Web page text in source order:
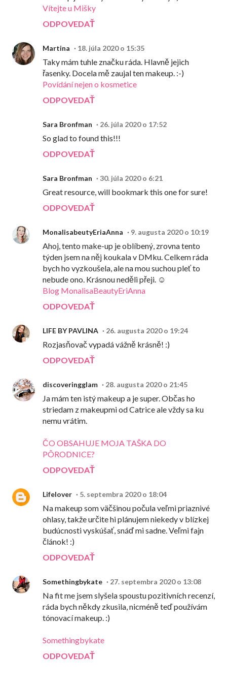
Vítejte u Mišky
ODPOVEDAŤ
Martina 18. júla 2020 o 15:35
Taky mám tuhle značku ráda. Hlavně jejich
řasenky. Docela mě zaujal ten makeup. :-)
Povídání nejen o kosmetice
ODPOVEDAŤ
Sara Bronfman 26. júla 2020 o 17:52
So glad to found this!!!
ODPOVEDAŤ
Sara Bronfman 30. júla 2020 o 6:21
Great resource, will bookmark this one for sure!
ODPOVEDAŤ
MonalisabeutyEriaAnna 9. augusta 2020 o 10:19
Ahoj, tento make-up je oblíbený, zrovna tento
týden jsem na něj koukala v DMku. Celkem ráda
bych ho vyzkoušela, ale na mou suchou pleť to
nebude ono. Krásnou neděli přeji. ☺
Blog MonalisaBeautyEriAnna
ODPOVEDAŤ
LIFE BY PAVLINA 26. augusta 2020 o 19:24
Rozjasňovač vypadá vážně krásně! :)
ODPOVEDAŤ
discoveringglam 28. augusta 2020 o 21:45
Ja mám ten istý makeup a je super. Občas ho
striedam z makeupmi od Catrice ale vždy sa ku
nemu vrátim.
ČO OBSAHUJE MOJA TAŠKA DO
PÔRODNICE?
ODPOVEDAŤ
Lifelover 5. septembra 2020 o 18:04
Na makeup som väčšinou počula veľmi priaznivé
ohlasy, takže určite hi plánujem niekedy v blízkej
budúcnosti vyskúšať, snáď mi sadne. Veľmi fajn
článok! :)
ODPOVEDAŤ
Somethingbykate 27. septembra 2020 o 13:08
Na fit me jsem slyšela spoustu pozitivních recenzí,
ráda bych někdy zkusila, nicméně teď používám
tónovací makeup. :)
Somethingbykate
ODPOVEDAŤ